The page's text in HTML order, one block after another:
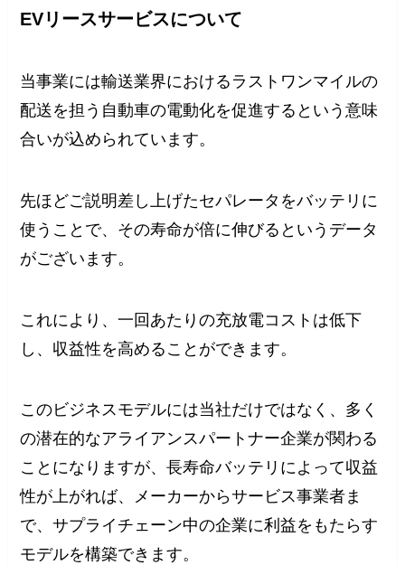
EVリースサービスについて
当事業には輸送業界におけるラストワンマイルの
配送を担う自動車の電動化を促進するという意味
合いが込められています。
先ほどご説明差し上げたセパレータをバッテリに
使うことで、その寿命が倍に伸びるというデータ
がございます。
これにより、一回あたりの充放電コストは低下
し、収益性を高めることができます。
このビジネスモデルには当社だけではなく、多く
の潜在的なアライアンスパートナー企業が関わる
ことになりますが、長寿命バッテリによって収益
性が上がれば、メーカーからサービス事業者ま
で、サプライチェーン中の企業に利益をもたらす
モデルを構築できます。